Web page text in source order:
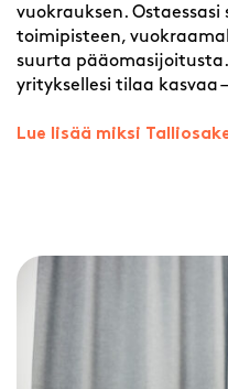
vuokrauksen.
toimipisteen,
suurta
yrityksellesi tilaa kasvaa
Lue lisää miksi